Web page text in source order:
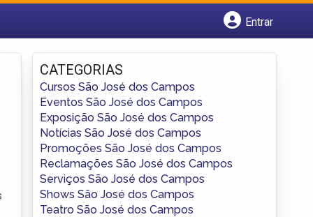
Entrar
Fazer login
Criar conta
CATEGORIAS
Cursos São José dos Campos
Eventos São José dos Campos
Exposição São José dos Campos
Notícias São José dos Campos
Promoções São José dos Campos
Reclamações São José dos Campos
Serviços São José dos Campos
Shows São José dos Campos
Teatro São José dos Campos